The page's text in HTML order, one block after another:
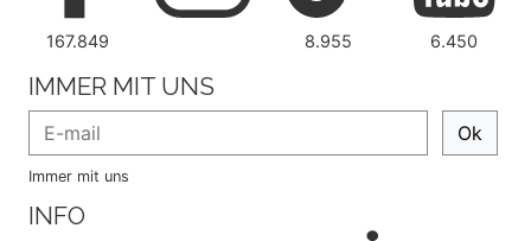
167.849 8.955 6.450
IMMER MIT UNS
Ok
Immer mit uns
INFO